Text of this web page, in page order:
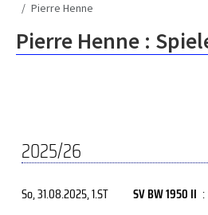
Pierre Henne
Pierre Henne :
2025/26
So, 31.08.2025, 1.ST SV BW 1950 II :